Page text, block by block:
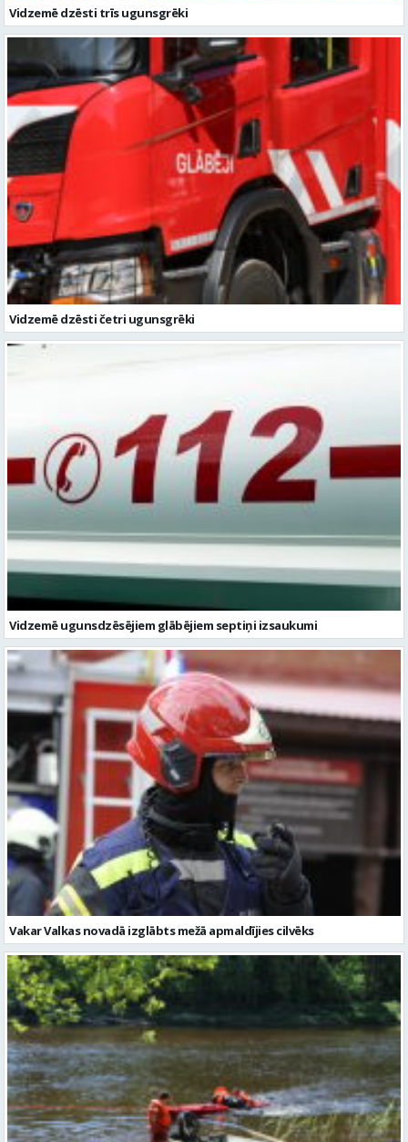
Vidzemē dzēsti četri ugunsgrēki
Vidzemē ugunsdzēsējiem glābējiem septiņi izsaukumi
Vakar Valkas novadā izglābts mežā apmaldījies cilvēks
Brīvdienās Vidzemē glābšanas darbos uz ūdens izglābti pieci cilvēki